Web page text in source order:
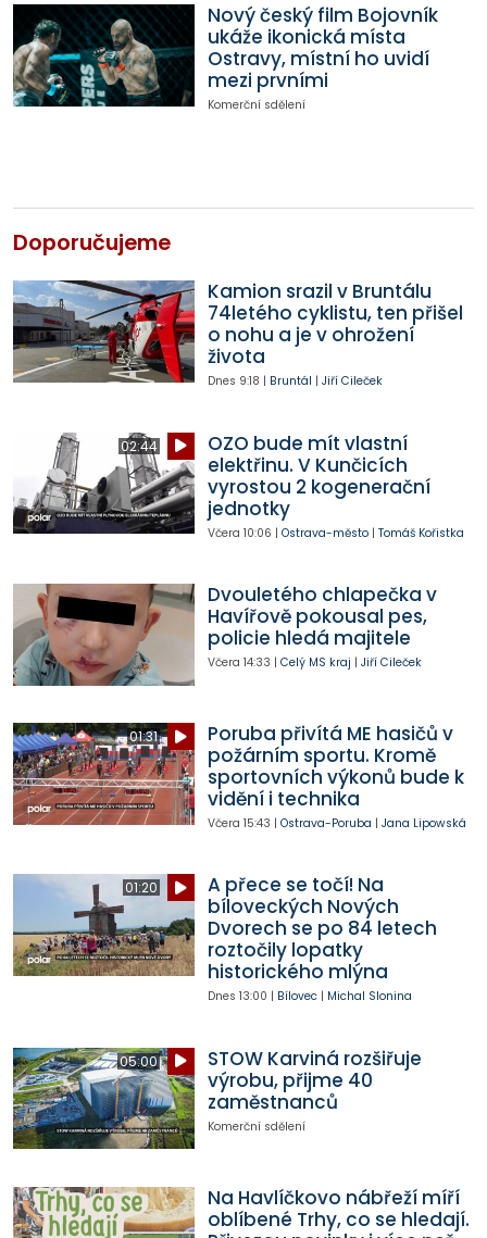
Nový český film Bojovník
ukáže ikonická místa
Ostravy, místní ho uvidí
mezi prvními
Komerční sdělení
Doporučujeme
Kamion srazil v Bruntálu
74letého cyklistu, ten přišel
o nohu a je v ohrožení
života
Dnes 9:18 | Bruntál | Jiří Cileček
02:44
OZO bude mít vlastní
elektřinu. V Kunčicích
vyrostou 2 kogenerační
jednotky
Včera 10:06 | Ostrava-město| Tomáš Kořistka
Dvouletého chlapečka v
Havířově pokousal pes,
policie hledá majitele
Včera 14:33 | Celý MS kraj | Jiří Cileček
01:31
Poruba přivítá ME hasičů v
požárním sportu. Kromě
sportovních výkonů bude k
vidění i technika
Včera 15:43 | Ostrava-Poruba | Jana Lipowská
01:20
A přece se točí! Na
bíloveckých Nových
Dvorech se po 84 letech
roztočily lopatky
historického mlýna
Dnes 13:00 | Bílovec| Michal Slonina
05:00
STOW Karviná rozšiřuje
výrobu, přijme 40
zaměstnanců
Komerční sdělení
Na Havlíčkovo nábřeží míří
oblíbené Trhy, co se hledají.